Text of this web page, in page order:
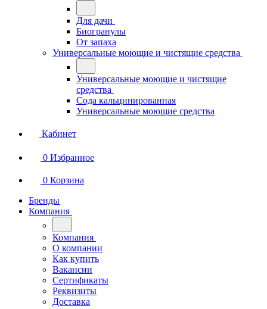
Для дачи
Биогранулы
От запаха
Универсальные моющие и чистящие средства
Универсальные моющие и чистящие
средства
Сода кальцинированная
Универсальные моющие средства
Кабинет
0 Избранное
0 Корзина
Бренды
Компания
Компания
О компании
Как купить
Вакансии
Сертификаты
Реквизиты
Доставка